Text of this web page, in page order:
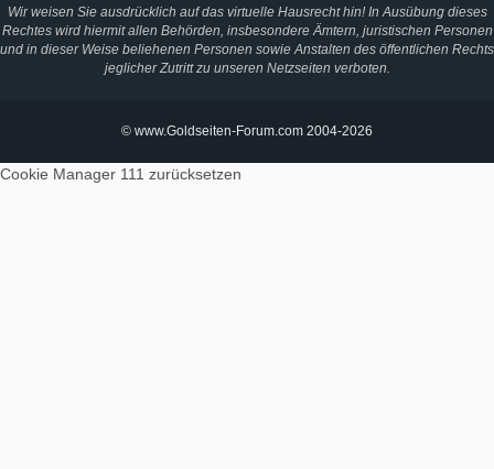
Wir weisen Sie ausdrücklich auf das virtuelle Hausrecht hin! In Ausübung dieses
Rechtes wird hiermit allen Behörden, insbesondere Ämtern, juristischen Personen
und in dieser Weise beliehenen Personen sowie Anstalten des öffentlichen Rechts
jeglicher Zutritt zu unseren Netzseiten verboten.
© www.Goldseiten-Forum.com 2004-2026
Cookie Manager 111 zurücksetzen